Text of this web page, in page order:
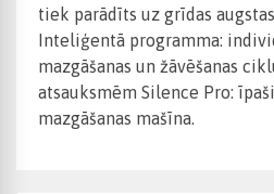
tiek parādīts uz grīdas
Inteliģentā programma:
mazgāšanas un žāvēšanas
atsauksmēm Silence Pro:
mazgāšanas mašīna.